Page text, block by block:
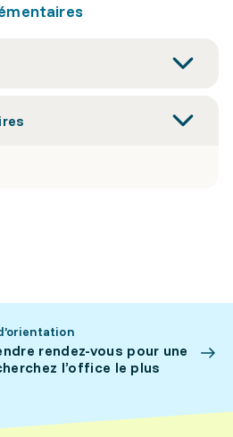
rendez-vous pour une
l’office le plus